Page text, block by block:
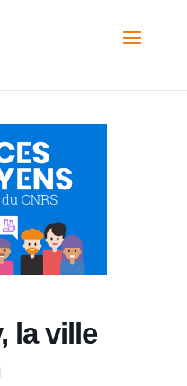
la ville